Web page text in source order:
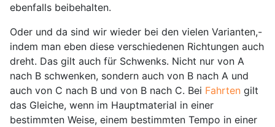
ebenfalls beibehalten.
Oder und da sind wir wieder bei den vielen Varianten,-
indem man eben diese verschiedenen Richtungen auch
dreht. Das gilt auch für Schwenks. Nicht nur von A
nach B schwenken, sondern auch von B nach A und
auch von C nach B und von B nach C. Bei Fahrten gilt
das Gleiche, wenn im Hauptmaterial in einer
bestimmten Weise, einem bestimmten Tempo in einer